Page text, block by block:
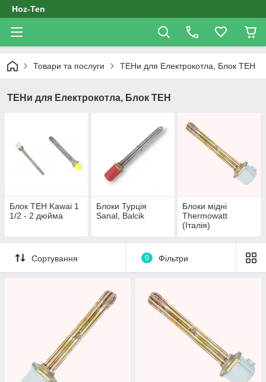
Hoz-Ten
Товари та послуги ТЕНи для Електрокотла, Блок ТЕН
ТЕНи для Електрокотла, Блок ТЕН
Блок ТЕН Kawai 1
1/2 - 2 дюйма
Блоки Турція
Sanal, Balcik
Блоки мідні
Thermowatt
(Італія)
Сортування 0 Фільтри